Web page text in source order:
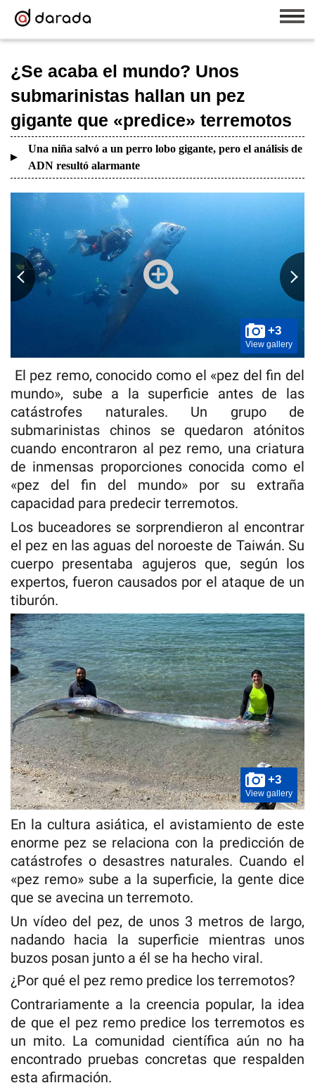
¿Se acaba el mundo? Unos
submarinistas hallan un pez
gigante que «predice» terremotos
Una niña salvó a un perro lobo gigante, pero el análisis de
ADN resultó alarmante
+3
View gallery
El pez remo, conocido como el «pez del fin del
mundo», sube a la superficie antes de las
catástrofes naturales. Un grupo de
submarinistas chinos se quedaron atónitos
cuando encontraron al pez remo, una criatura
de inmensas proporciones conocida como el
«pez del fin del mundo» por su extraña
capacidad para predecir terremotos.
Los buceadores se sorprendieron al encontrar
el pez en las aguas del noroeste de Taiwán. Su
cuerpo presentaba agujeros que, según los
expertos, fueron causados por el ataque de un
tiburón.
+3
View gallery
En la cultura asiática, el avistamiento de este
enorme pez se relaciona con la predicción de
catástrofes o desastres naturales. Cuando el
«pez remo» sube a la superficie, la gente dice
que se avecina un terremoto.
Un vídeo del pez, de unos 3 metros de largo,
nadando hacia la superficie mientras unos
buzos posan junto a él se ha hecho viral.
¿Por qué el pez remo predice los terremotos?
Contrariamente a la creencia popular, la idea
de que el pez remo predice los terremotos es
un mito. La comunidad científica aún no ha
encontrado pruebas concretas que respalden
esta afirmación.